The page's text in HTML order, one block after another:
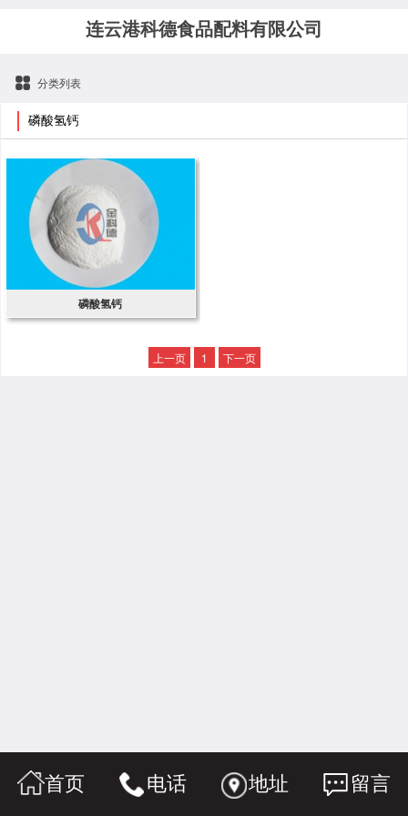
连云港科德食品配料有限公司
分类列表
磷酸氢钙
磷酸氢钙
上一页 1 下一页
首页 电话 地址 留言